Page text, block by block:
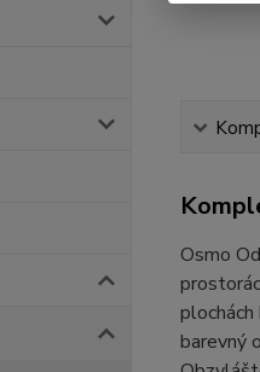
Osmo
barevný